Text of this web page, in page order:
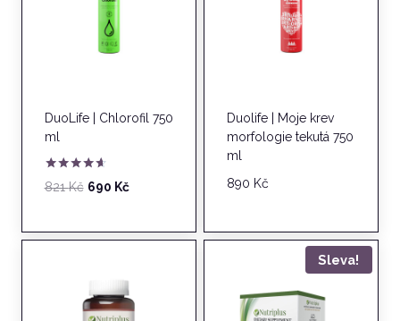
DuoLife | Chlorofil 750
ml
Hodnocení
4.50
821Kč Původní
690 KčAktuální
Duolife | Moje krev
morfologie tekutá 750
ml
890 Kč
Sleva!